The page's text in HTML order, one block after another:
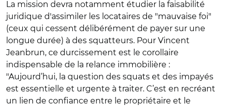
La mission devra notamment étudier la faisabilité
juridique d'assimiler les locataires de "mauvaise foi"
(ceux qui cessent délibérément de payer sur une
longue durée) à des squatteurs. Pour Vincent
Jeanbrun, ce durcissement est le corollaire
indispensable de la relance immobilière :
"Aujourd’hui, la question des squats et des impayés
est essentielle et urgente à traiter. C’est en recréant
un lien de confiance entre le propriétaire et le